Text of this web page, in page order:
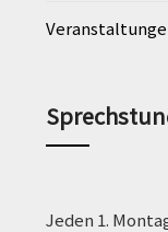
Jeden 1.